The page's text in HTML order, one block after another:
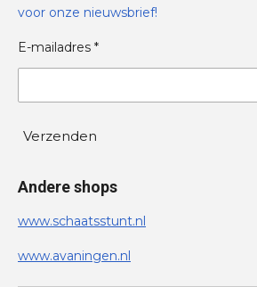
voor onze nieuwsbrief!
E-mailadres *
Verzenden
Andere shops
www.schaatsstunt.nl
www.avaningen.nl